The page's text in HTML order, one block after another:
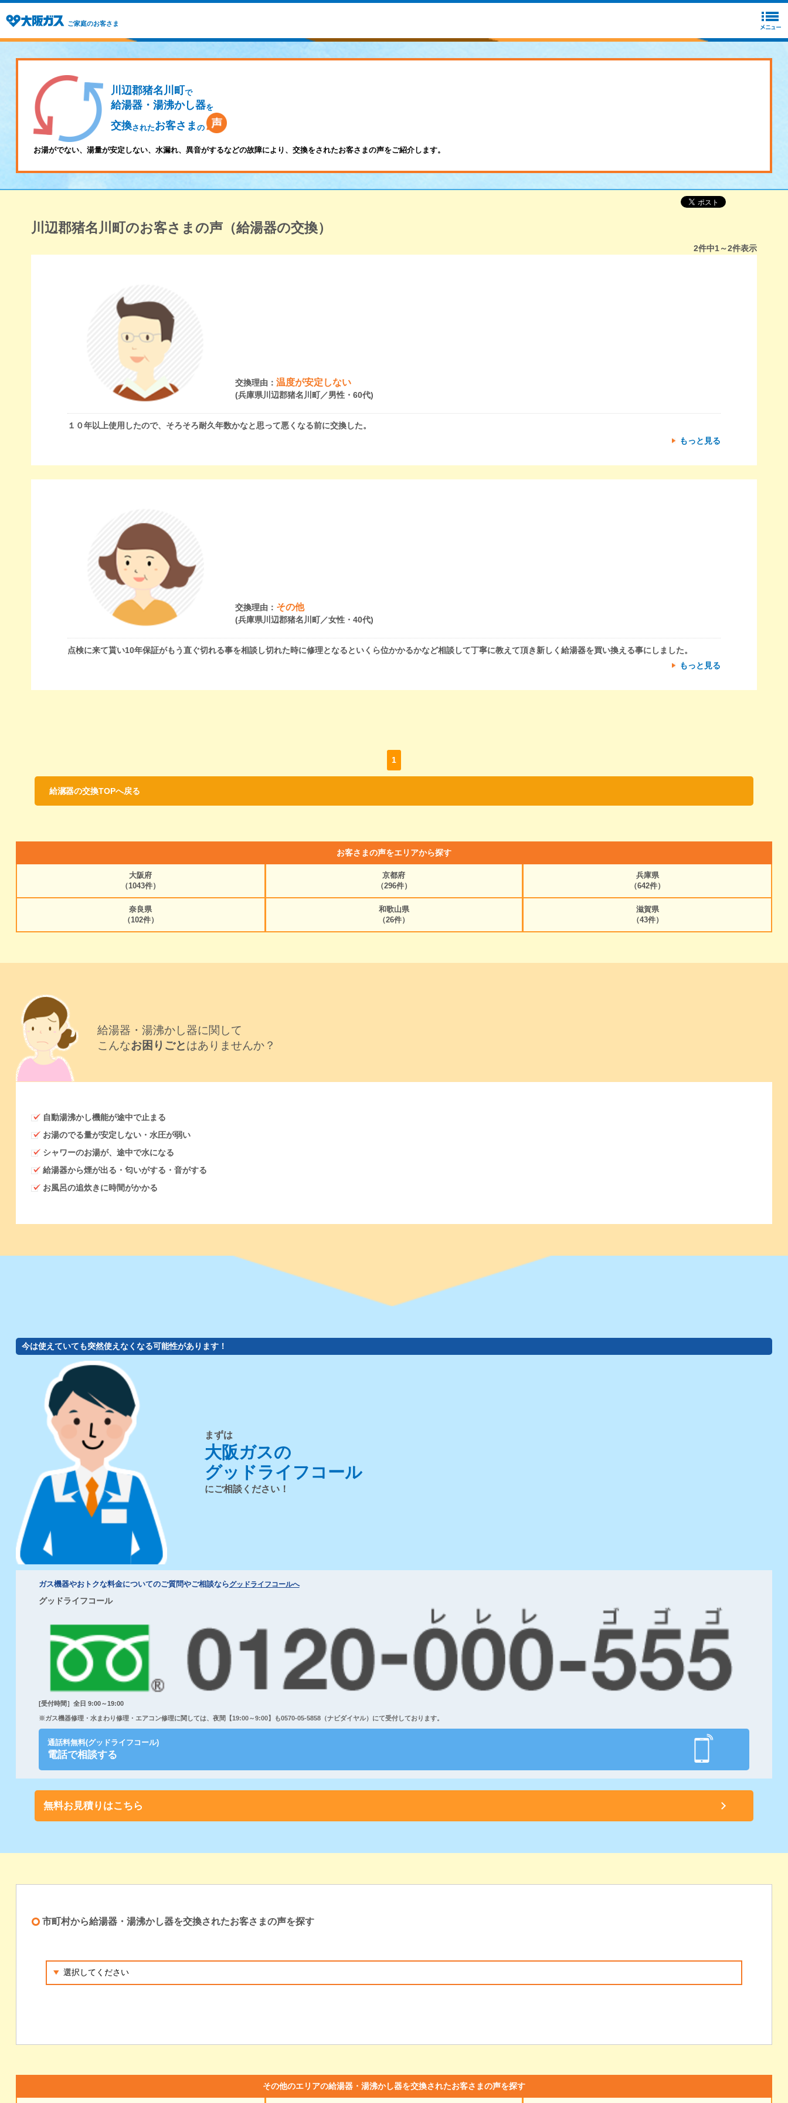
ご家庭のお客さま
川辺郡猪名川町で
給湯器・湯沸かし器を
交換されたお客さま の
お湯がでない、湯量が安定しない、水漏れ、異音がするなどの故障により、交換をされたお客さまの声をご紹介します。
川辺郡猪名川町のお客さまの声（給湯器の交換）
2件中1～2件表示
交換理由：温度が安定しない
(兵庫県川辺郡猪名川町／男性・60代)
１０年以上使用したので、そろそろ耐久年数かなと思って悪くなる前に交換した。
もっと見る
交換理由： その他
(兵庫県川辺郡猪名川町／女性・40代)
点検に来て貰い10年保証がもう直ぐ切れる事を相談し切れた時に修理となるといくら位かかるかなど相談して丁寧に教えて頂き新しく給湯器を買い換える事にしました。
もっと見る
1
給湯器の交換TOPへ戻る
お客さまの声をエリアから探す
大阪府
（1043件）
京都府
（296件）
兵庫県
（642件）
奈良県
（102件）
和歌山県
（26件）
滋賀県
（43件）
給湯器・湯沸かし器に関して
こんなお困りごとはありませんか？
自動湯沸かし機能が途中で止まる
お湯のでる量が安定しない・水圧が弱い
シャワーのお湯が、途中で水になる
給湯器から煙が出る・匂いがする・音がする
お風呂の追炊きに時間がかかる
今は使えていても突然使えなくなる可能性があります！
まずは
大阪ガスの
グッドライフコール
にご相談ください！
ガス機器やおトクな料金についてのご質問やご相談ならグッドライフコールへ
グッドライフコール
[受付時間］全日 9:00～19:00
※ガス機器修理・水まわり修理・エアコン修理に関しては、夜間【19:00～9:00】も0570-05-5858（ナビダイヤル）にて受付しております。
通話料無料(グッドライフコール)
電話で相談する
無料お見積りはこちら
市町村から給湯器・湯沸かし器を交換されたお客さまの声を探す
その他のエリアの給湯器・湯沸かし器を交換されたお客さまの声を探す